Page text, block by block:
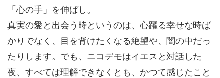
「心の手」を伸ばし。
真実の愛と出会う時というのは、心躍る幸せな時ば
かりでなく、目を背けたくなる絶望や、闇の中だっ
たりします。でも、ニコデモはイエスと対話した
夜、すべては理解できなくとも、かつて感じたこと